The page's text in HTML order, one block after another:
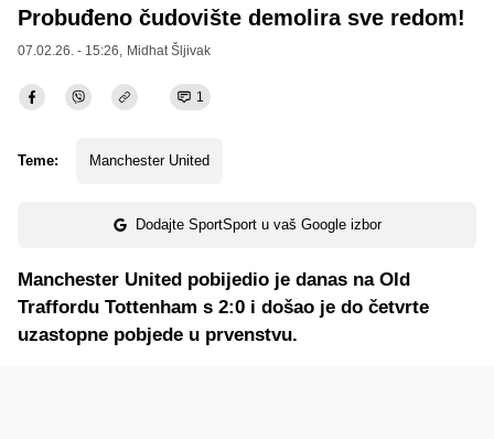
Probuđeno čudovište demolira sve redom!
07.02.26. - 15:26, Midhat Šljivak
1
Teme: Manchester United
Dodajte SportSport u vaš Google izbor
Manchester United pobijedio je danas na Old
Traffordu Tottenham s 2:0 i došao je do četvrte
uzastopne pobjede u prvenstvu.